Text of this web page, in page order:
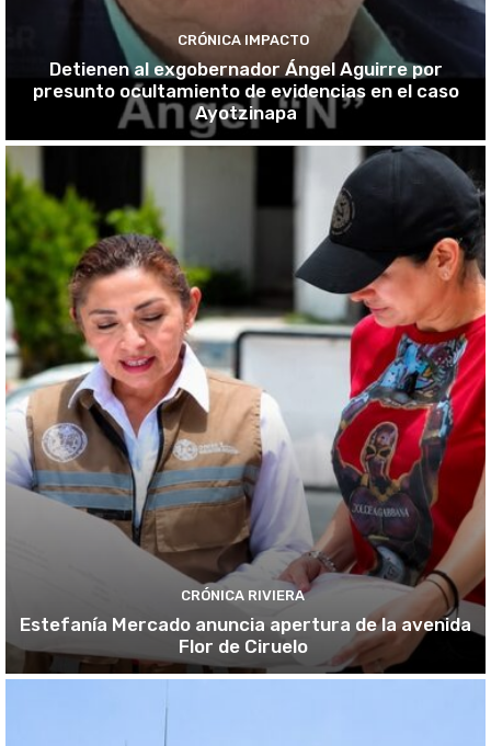
CRÓNICA IMPACTO
Detienen al exgobernador Ángel Aguirre por
presunto ocultamiento de evidencias en el caso
Ayotzinapa
CRÓNICA RIVIERA
Estefanía Mercado anuncia apertura de la avenida
Flor de Ciruelo